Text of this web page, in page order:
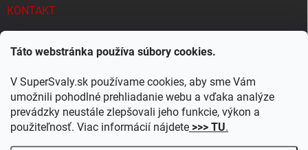
Táto webstránka používa súbory cookies.
V SuperSvaly.sk používame cookies, aby sme Vám
umožnili pohodlné prehliadanie webu a vďaka analýze
prevádzky neustále zlepšovali jeho funkcie, výkon a
použiteľnosť. Viac informácií nájdete >>> TU.
KONTAKT
SuperSvaly.sk - doplnky výživy
supersvaly.sk